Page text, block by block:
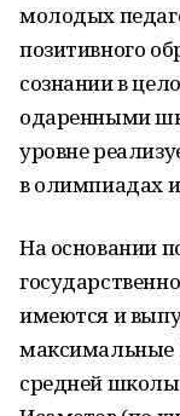
молодых
позитивного
сознании в
одаренными
уровне
в олимпиадах
На основании
имеются и
максимальные
средней